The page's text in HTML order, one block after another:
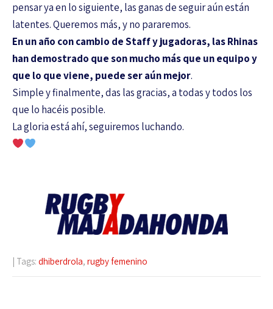
pensar ya en lo siguiente, las ganas de seguir aún están
latentes. Queremos más, y no pararemos.
En un año con cambio de Staff y jugadoras, las Rhinas
han demostrado que son mucho más que un equipo y
que lo que viene, puede ser aún mejor.
Simple y finalmente, das las gracias, a todas y todos los
que lo hacéis posible.
La gloria está ahí, seguiremos luchando.
| Tags: dhiberdrola, rugby femenino